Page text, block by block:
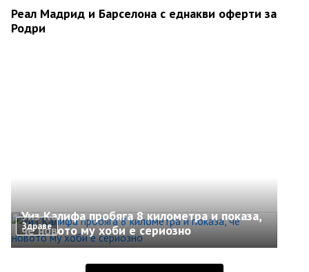
Реал Мадрид и Барселона с еднакви оферти за
Родри
Здраве
Уиз Калифа пробяга 8 километра и показа,
че новото му хоби е сериозно